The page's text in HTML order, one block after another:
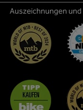
Auszeichnungen